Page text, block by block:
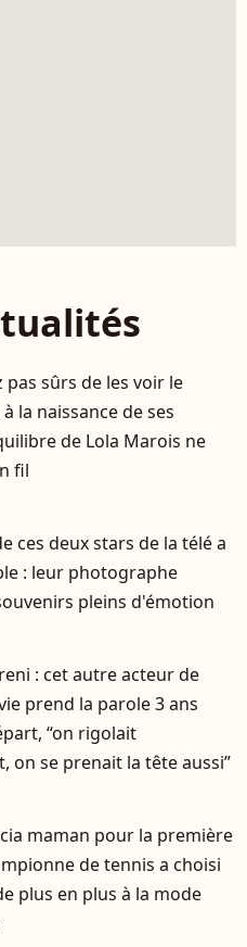
pas sûrs de les voir le
la naissance de ses
de Lola Marois ne
fil
ces deux stars de la télé a
: leur photographe
pleins d'émotion
: cet autre acteur de
prend la parole 3 ans
“on rigolait
on se prenait la tête aussi”
maman pour la première
de tennis a choisi
plus en plus à la mode